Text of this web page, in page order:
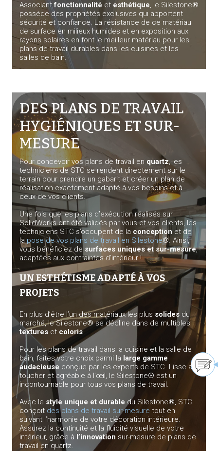
Associantfonctionnalité et esthétique, le Silestone®
possède des propriétés exclusives qui apportent
sécurité et confiance. La résistance de ce matériau
de surface en milieux humides et en exposition aux
rayons solaires en font le meilleur matériau pour les
plans de travail durables dans les cuisines et les
salles de bain.
DES PLANS DE TRAVAIL
HYGIÉNIQUES ET SUR-
MESURE
Pour concevoir vos plans de travail en quartz, les
techniciens de STC se rendent directement sur le
terrain pour prendre un gabarit et créer un plan de
réalisation exactement adapté à vos besoins et à
ceux de vos clients.
Une fois que les plans d’exécution réalisés sur
SolidWorks ont été validés par vous et vos clients, les
techniciens STC s’occupent de la conception et de
lapose de vos plans de travail en Silestone®. Ainsi,
vous bénéficiez de surfaces uniques et sur-mesure,
adaptées aux contraintes d’intérieur !
UN ESTHÉTISME ADAPTÉ À VOS
PROJETS
En plus d’être l’un des matériaux les plus solides du
marché, le Silestone® se décline dans de multiples
textures et coloris.
Pour les plans de travail dans la cuisine et la salle de
bain, faites votre choix parmi la large gamme
audacieuse conçue par les experts de STC. Lisse au
toucher et agréable à l’œil, le Silestone® est un
incontournable pour tous vos plans de travail.
Avec le style unique et durable du Silestone®, STC
conçoit des plans de travail sur-mesure tout en
suivant l’harmonie de votre décoration intérieure.
Assurez la continuité et la fluidité visuelle de votre
intérieur, grâce à l’innovation sur-mesure de plans de
travail en quartz.